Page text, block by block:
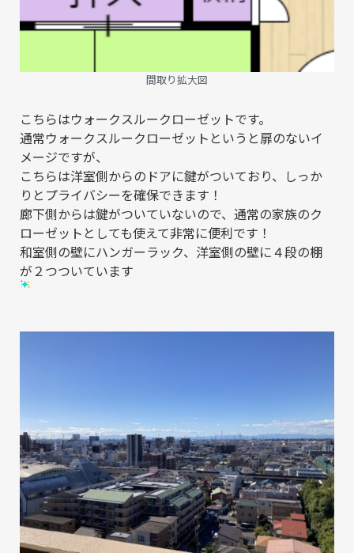
間取り拡大図
こちらはウォークスルークローゼットです。
通常ウォークスルークローゼットというと扉のないイ
メージですが、
こちらは洋室側からのドアに鍵がついており、しっか
りとプライバシーを確保できます！
廊下側からは鍵がついていないので、通常の家族のク
ローゼットとしても使えて非常に便利です！
和室側の壁にハンガーラック、洋室側の壁に４段の棚
が２つついています